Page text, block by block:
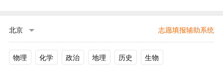
北京 志愿填报辅助系统
物理 化学 政治 地理 历史 生物